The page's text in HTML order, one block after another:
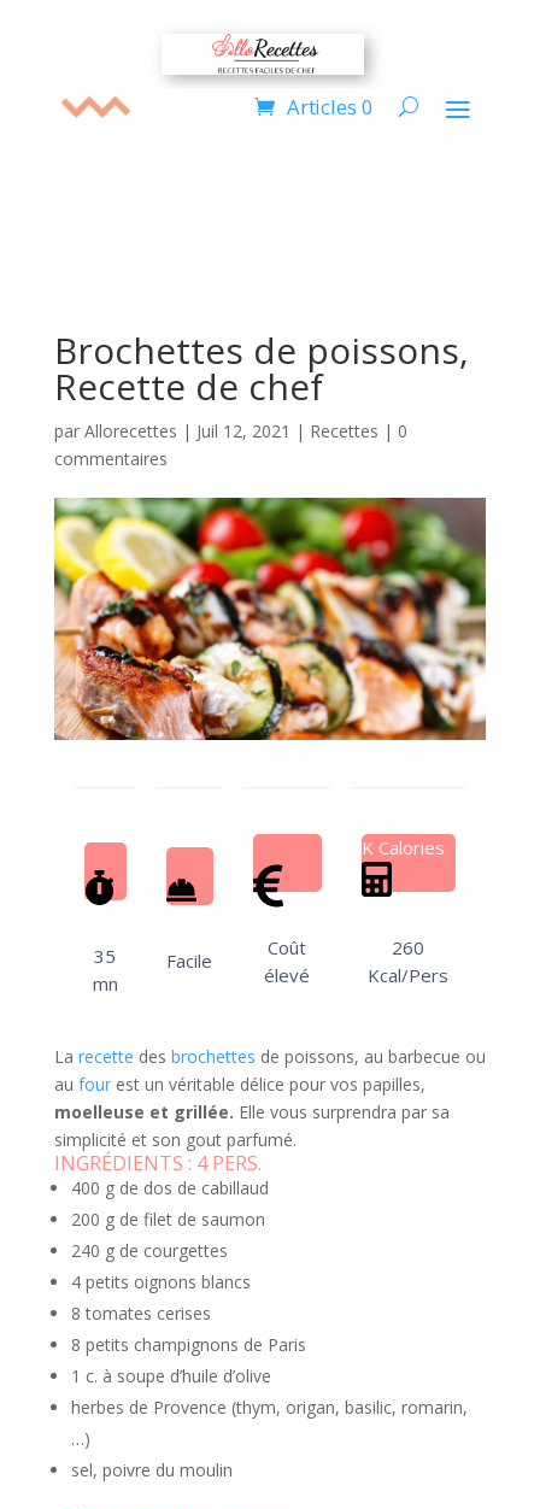
Articles 0
Brochettes de poissons,
Recette de chef
par Allorecettes | Juil 12, 2021 | Recettes | 0
commentaires
35
mn
Facile
Coût
élevé
K Calories
260
Kcal/Pers
La recette des brochettes de poissons, au barbecue ou
au fourest un véritable délice pour vos papilles,
moelleuse et grillée. Elle vous surprendra par sa
simplicité et son gout parfumé.
INGRÉDIENTS : 4 PERS.
400 g de dos de cabillaud
200 g de filet de saumon
240 g de courgettes
4 petits oignons blancs
8 tomates cerises
8 petits champignons de Paris
1 c. à soupe d’huile d’olive
herbes de Provence (thym, origan, basilic, romarin,
…)
sel, poivre du moulin